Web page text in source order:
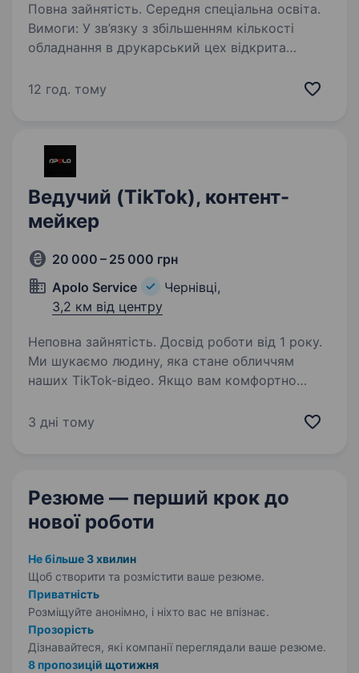
Повна зайнятість. Середня спеціальна освіта.
Вимоги: У зв’язку з збільшенням кількості
обладнання в друкарський цех відкрита
устаткування. Змога навчитись налаштовувати
12 год. тому
Ведучий (TikTok), контент-
мейкер
20 000 – 25 000 грн
Apolo Service
Чернівці,
3,2 км від центру
Неповна зайнятість. Досвід роботи від 1 року.
Ми шукаємо людину, яка стане обличчям
наших TikTok-відео. Якщо вам комфортно
та не боїтеся спілкуватися з аудиторією —
3 дні тому
Резюме — перший крок до
нової роботи
Не більше 3 хвилин
Щоб створити та розмістити ваше резюме.
Приватність
Розміщуйте анонімно, і ніхто вас не впізнає.
Прозорість
Дізнавайтеся, які компанії переглядали ваше резюме.
8 пропозицій щотижня